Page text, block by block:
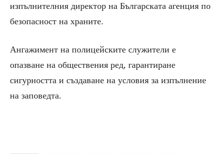
изпълнителния директор на Българската агенция по
безопасност на храните.
Ангажимент на полицейските служители е
опазване на обществения ред, гарантиране
сигурността и създаване на условия за изпълнение
на заповедта.